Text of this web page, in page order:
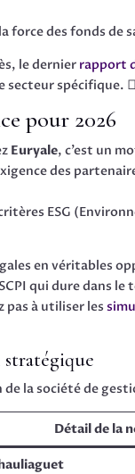
force des fonds de
le dernier rapport
secteur spécifique.
pour 2026
Euryale, c’est un
des
ESG
en véritables
qui dure dans le
pas à utiliser les
la société de
Détail de la